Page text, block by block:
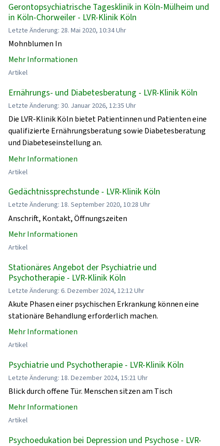
Gerontopsychiatrische Tagesklinik in Köln-Mülheim und
in Köln-Chorweiler - LVR-Klinik Köln
Letzte Änderung: 28. Mai 2020, 10:34 Uhr
Mohnblumen In
Mehr Informationen
Artikel
Ernährungs- und Diabetesberatung - LVR-Klinik Köln
Letzte Änderung: 30. Januar 2026, 12:35 Uhr
Die LVR-Klinik Köln bietet Patientinnen und Patienten eine
qualifizierte Ernährungsberatung sowie Diabetesberatung
und Diabeteseinstellung an.
Mehr Informationen
Artikel
Gedächtnissprechstunde - LVR-Klinik Köln
Letzte Änderung: 18. September 2020, 10:28 Uhr
Anschrift, Kontakt, Öffnungszeiten
Mehr Informationen
Artikel
Stationäres Angebot der Psychiatrie und
Psychotherapie - LVR-Klinik Köln
Letzte Änderung: 6. Dezember 2024, 12:12 Uhr
Akute Phasen einer psychischen Erkrankung können eine
stationäre Behandlung erforderlich machen.
Mehr Informationen
Artikel
Psychiatrie und Psychotherapie - LVR-Klinik Köln
Letzte Änderung: 18. Dezember 2024, 15:21 Uhr
Blick durch offene Tür. Menschen sitzen am Tisch
Mehr Informationen
Artikel
Psychoedukation bei Depression und Psychose - LVR-